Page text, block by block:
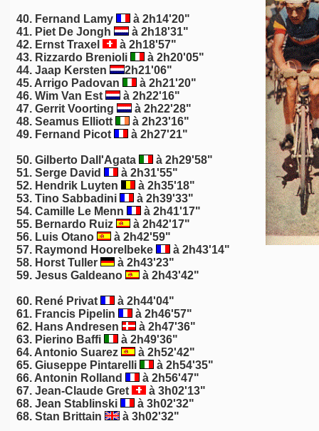
40. Fernand Lamy
à 2h14'20"
41. Piet De Jongh
à 2h18'31"
42. Ernst Traxel
à 2h18'57"
43. Rizzardo Brenioli
à 2h20'05"
44. Jaap Kersten
2h21'06"
45. Arrigo Padovan
à 2h21'20"
46. Wim Van Est
à 2h22'16"
47. Gerrit Voorting
à 2h22'28"
48. Seamus Elliott
à 2h23'16"
49. Fernand Picot
à 2h27'21"
50. Gilberto Dall'Agata
à 2h29'58"
51. Serge David
à 2h31'55"
52. Hendrik Luyten
à 2h35'18"
53. Tino Sabbadini
à 2h39'33"
54. Camille Le Menn
à 2h41'17"
55. Bernardo Ruiz
à 2h42'17"
56. Luis Otano
à 2h42'59"
57. Raymond Hoorelbeke
à 2h43'14"
58. Horst Tuller
à 2h43'23"
59. Jesus Galdeano
à 2h43'42"
60. René Privat
à 2h44'04"
61. Francis Pipelin
à 2h46'57"
62. Hans Andresen
à 2h47'36"
63. Pierino Baffi
à 2h49'36"
64. Antonio Suarez
à 2h52'42"
65. Giuseppe Pintarelli
à 2h54'35"
66. Antonin Rolland
à 2h56'47"
67. Jean-Claude Gret
à 3h02'13"
68. Jean Stablinski
à 3h02'32"
68. Stan Brittain
à 3h02'32"